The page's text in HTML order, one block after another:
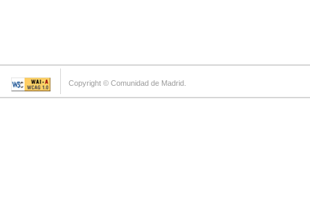
Copyright © Comunidad de Madrid.